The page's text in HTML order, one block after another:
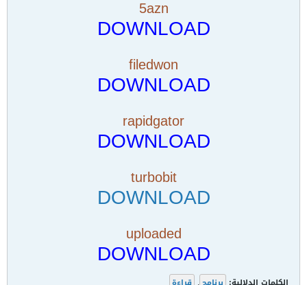
5azn
DOWNLOAD
filedwon
DOWNLOAD
rapidgator
DOWNLOAD
turbobit
DOWNLOAD
uploaded
DOWNLOAD